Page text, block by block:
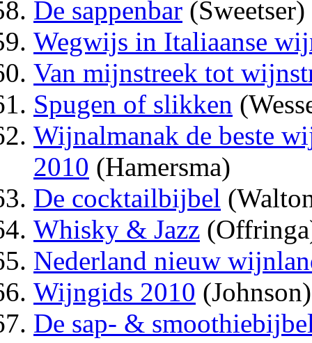
De sappenbar (Sweetser)
Wegwijs in Italiaanse
Van mijnstreek tot
Spugen of slikken
Wijnalmanak de beste
2010 (Hamersma)
De cocktailbijbel
Whisky & Jazz
Nederland nieuw
Wijngids 2010 (Johnson)
De sap- &